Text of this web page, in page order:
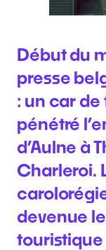
Début du
presse
: un car
pénétré
d’Aulne à
Charleroi.
devenue
touristique